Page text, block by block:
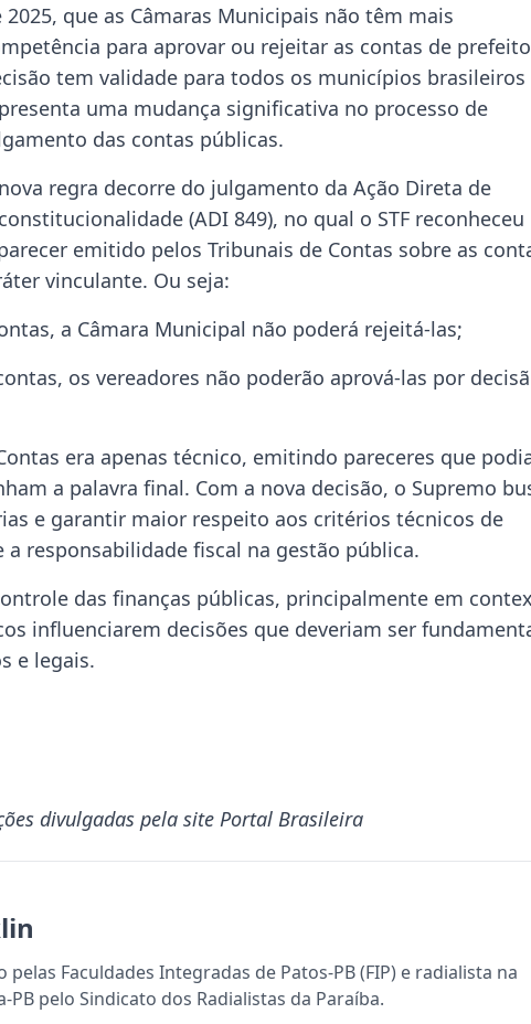
2025, que as Câmaras Municipais não têm mais
para aprovar ou rejeitar as contas de
tem validade para todos os municípios brasileiros
uma mudança significativa no processo de
das contas públicas.
regra decorre do julgamento da Ação Direta de
(ADI 849), no qual o STF reconheceu
emitido pelos Tribunais de Contas sobre as
vinculante. Ou seja:
a Câmara Municipal não poderá rejeitá-las;
os vereadores não poderão aprová-las por
era apenas técnico, emitindo pareceres que
a palavra final. Com a nova decisão, o Supremo
e garantir maior respeito aos critérios técnicos de
responsabilidade fiscal na gestão pública.
das finanças públicas, principalmente em
influenciarem decisões que deveriam ser
e legais.
divulgadas pela site Portal Brasileira
Faculdades Integradas de Patos-PB (FIP) e radialista na
PB pelo Sindicato dos Radialistas da Paraíba.